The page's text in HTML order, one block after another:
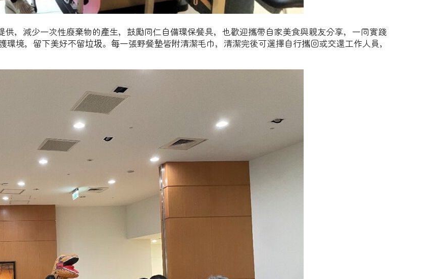
，減少一次性廢棄物的產生，鼓勵同仁自備環保餐具，也歡迎攜帶自家美食與親友分享，一同實踐
境，留下美好不留垃圾。每一張野餐墊皆附清潔毛巾，清潔完後可選擇自行攜回或交還工作人員，